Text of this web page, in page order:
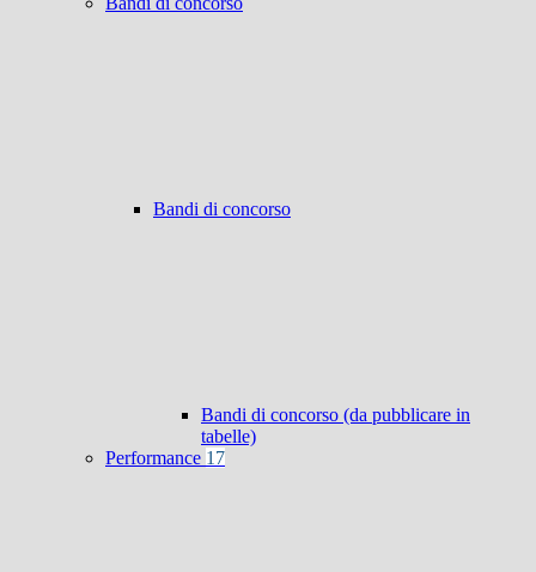
Bandi di concorso
Bandi di concorso (da pubblicare in
tabelle)
Performance 17